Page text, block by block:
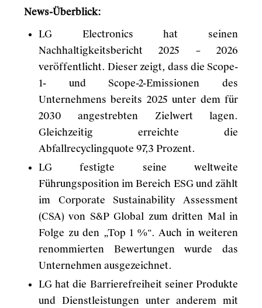
News-Überblick:
LG Electronics hat seinen
Nachhaltigkeitsbericht 2025 – 2026
veröffentlicht. Dieser zeigt, dass die Scope-
1- und Scope-2-Emissionen des
Unternehmens bereits 2025 unter dem für
2030 angestrebten Zielwert lagen.
Gleichzeitig erreichte die
Abfallrecyclingquote 97,3 Prozent.
LG festigte seine weltweite
Führungsposition im Bereich ESG und zählt
im Corporate Sustainability Assessment
(CSA) von S&P Global zum dritten Mal in
Folge zu den „Top 1 %“. Auch in weiteren
renommierten Bewertungen wurde das
Unternehmen ausgezeichnet.
LG hat die Barrierefreiheit seiner Produkte
und Dienstleistungen unter anderem mit